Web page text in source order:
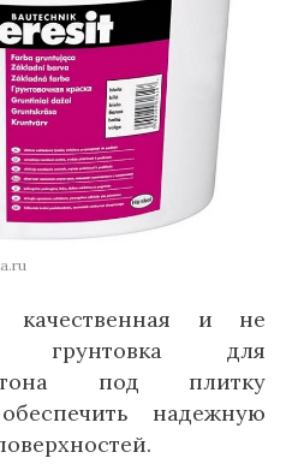
качественная и не
грунтовка для
под плитку
надежную